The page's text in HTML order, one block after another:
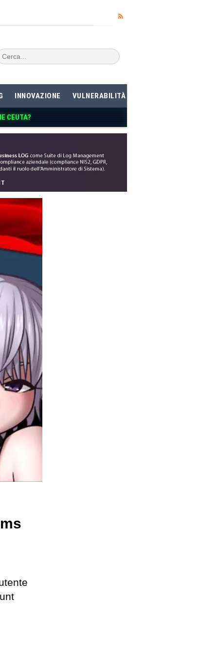
INNOVAZIONE VULNERABILITÀ